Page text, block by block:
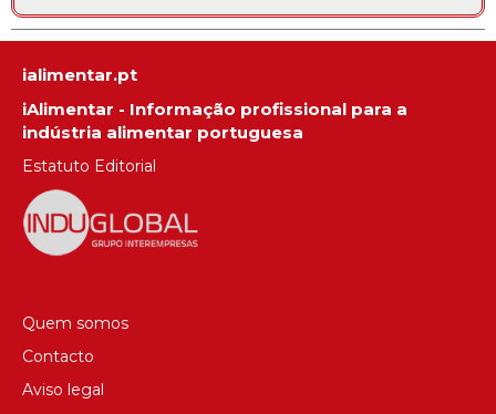
ialimentar.pt
iAlimentar - Informação profissional para a
indústria alimentar portuguesa
Estatuto Editorial
Quem somos
Contacto
Aviso legal